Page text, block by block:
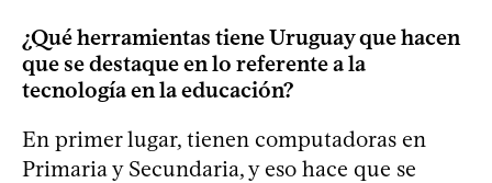
¿Qué herramientas tiene Uruguay que hacen
que se destaque en lo referente a la
tecnología en la educación?
En primer lugar, tienen computadoras en
Primaria y Secundaria, y eso hace que se